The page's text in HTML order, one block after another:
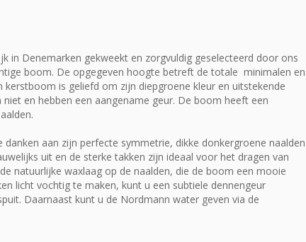
in Denemarken gekweekt en zorgvuldig geselecteerd door ons
boom. De opgegeven hoogte betreft de totale minimalen en
is geliefd om zijn diepgroene kleur en uitstekende
en hebben een aangename geur. De boom heeft een
aan zijn perfecte symmetrie, dikke donkergroene naalden
uit en de sterke takken zijn ideaal voor het dragen van
natuurlijke waxlaag op de naalden, die de boom een mooie
licht vochtig te maken, kunt u een subtiele dennengeur
Daarnaast kunt u de Nordmann water geven via de